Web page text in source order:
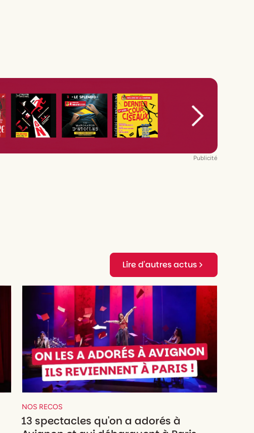
Publicité
Lire d'autres actus
NOS RECOS
13 spectacles qu'on a adorés à